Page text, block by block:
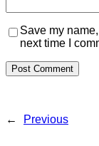
Save my
next time I
← Previous